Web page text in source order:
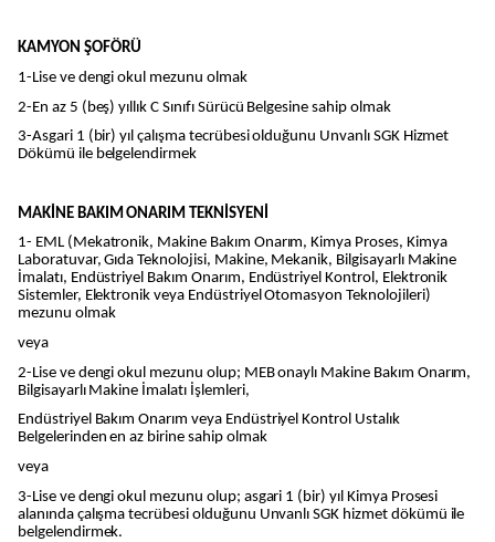
KAMYON ŞOFÖRÜ
1-Lise ve dengi okul mezunu olmak
2-En az 5 (beş) yıllık C Sınıfı Sürücü Belgesine sahip olmak
3-Asgari 1 (bir) yıl çalışma tecrübesi olduğunu Unvanlı SGK Hizmet
Dökümü ile belgelendirmek
MAKİNE BAKIM ONARIM TEKNİSYENİ
1- EML (Mekatronik, Makine Bakım Onarım, Kimya Proses, Kimya
Laboratuvar, Gıda Teknolojisi, Makine, Mekanik, Bilgisayarlı Makine
İmalatı, Endüstriyel Bakım Onarım, Endüstriyel Kontrol, Elektronik
Sistemler, Elektronik veya Endüstriyel Otomasyon Teknolojileri)
mezunu olmak
veya
2-Lise ve dengi okul mezunu olup; MEB onaylı Makine Bakım Onarım,
Bilgisayarlı Makine İmalatı İşlemleri,
Endüstriyel Bakım Onarım veya Endüstriyel Kontrol Ustalık
Belgelerinden en az birine sahip olmak
veya
3-Lise ve dengi okul mezunu olup; asgari 1 (bir) yıl Kimya Prosesi
alanında çalışma tecrübesi olduğunu Unvanlı SGK hizmet dökümü ile
belgelendirmek.